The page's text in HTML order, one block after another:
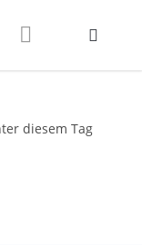
diesem Tag